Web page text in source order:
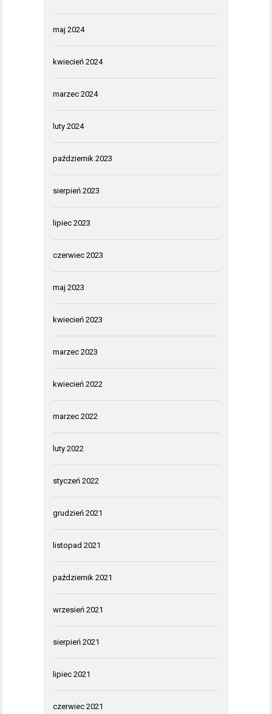
maj 2024
kwiecień 2024
marzec 2024
luty 2024
październik 2023
sierpień 2023
lipiec 2023
czerwiec 2023
maj 2023
kwiecień 2023
marzec 2023
kwiecień 2022
marzec 2022
luty 2022
styczeń 2022
grudzień 2021
listopad 2021
październik 2021
wrzesień 2021
sierpień 2021
lipiec 2021
czerwiec 2021